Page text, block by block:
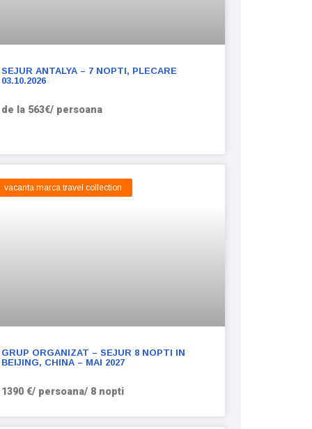
SEJUR ANTALYA – 7 NOPTI, PLECARE
03.10.2026
de la 563€/ persoana
vacanta marca travel collection
GRUP ORGANIZAT – SEJUR 8 NOPTI IN
BEIJING, CHINA – MAI 2027
1390 €/ persoana/ 8 nopti